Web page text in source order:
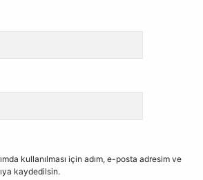
kullanılması için adım, e-posta adresim ve
kaydedilsin.